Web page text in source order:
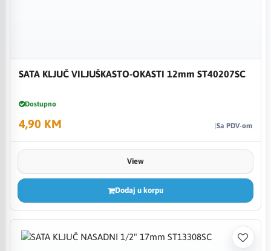
SATA KLJUČ VILJUŠKASTO-OKASTI 12mm ST40207SC
Dostupno
4,90 KM Sa PDV-om
View
Dodaj u korpu